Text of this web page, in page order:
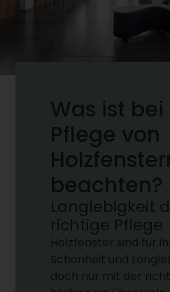
Was ist
Pflege von
beachten?
Langlebigkeit
richtige Pflege
Holzfenster sind für
Schönheit und
doch nur mit der